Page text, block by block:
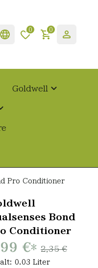
0 0
Goldwell
Pro Conditioner
Bond
Conditioner
€* 2,35 €
0.03 Liter